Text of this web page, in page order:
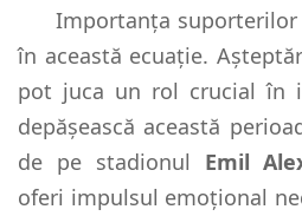
Importanța suporterilor
în această ecuație.
pot juca un rol crucial în
depășească această
de pe stadionul Emil
oferi impulsul emoțional